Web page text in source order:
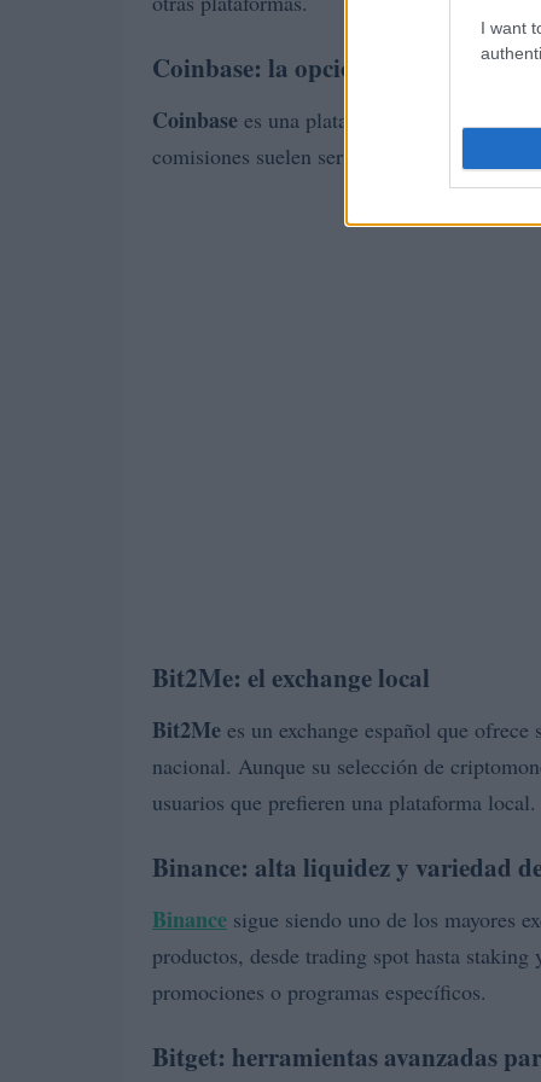
I want
Coinbase: la opción para
Coinbase es una plataforma intuitiva y
comisiones suelen ser más altas que las de
Bit2Me: el exchange local
Bit2Me es un exchange español que
nacional. Aunque su selección de
usuarios que prefieren una plataforma local.
Binance: alta liquidez y variedad
Binance sigue siendo uno de los mayores
productos, desde trading spot hasta
promociones o programas específicos.
Bitget: herramientas avanzadas